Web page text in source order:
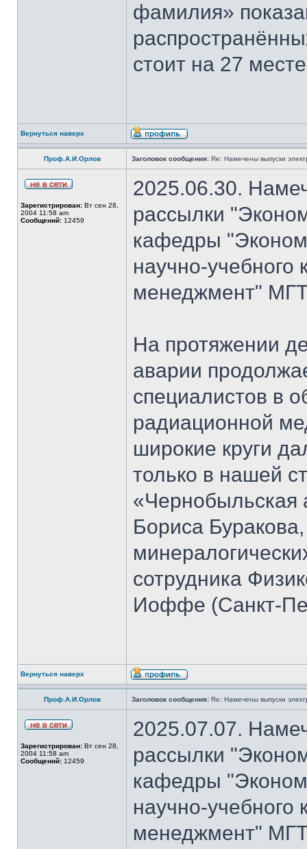
фамилия»
стоит на 27
Вернуться наверх
Проф.А.И.Орлов Заголовок сообщения: Re: Намечены выпуски
Зарегистрирован: Вт сен 28,
2004 11:58 am
Сообщений: 12459
2025.06.30.
рассылки
кафедры
научно-
менеджмент"
На протяжении
аварии
специалистов в
радиационной
широкие круги
только в нашей
«Чернобыльская
Бориса
сотрудника
Иоффе (Санкт-
Вернуться наверх
Проф.А.И.Орлов Заголовок сообщения: Re: Намечены выпуски
Зарегистрирован: Вт сен 28,
2004 11:58 am
Сообщений: 12459
2025.07.07.
рассылки
кафедры
научно-
менеджмент"